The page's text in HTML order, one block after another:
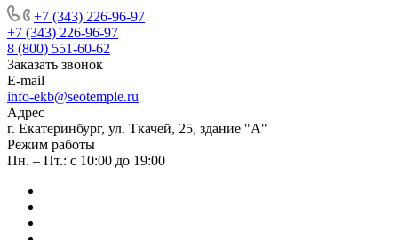
+7 (343) 226-96-97
+7 (343) 226-96-97
8 (800) 551-60-62
Заказать звонок
E-mail
info-ekb@seotemple.ru
Адрес
г. Екатеринбург, ул. Ткачей, 25, здание "А"
Режим работы
Пн. – Пт.: с 10:00 до 19:00